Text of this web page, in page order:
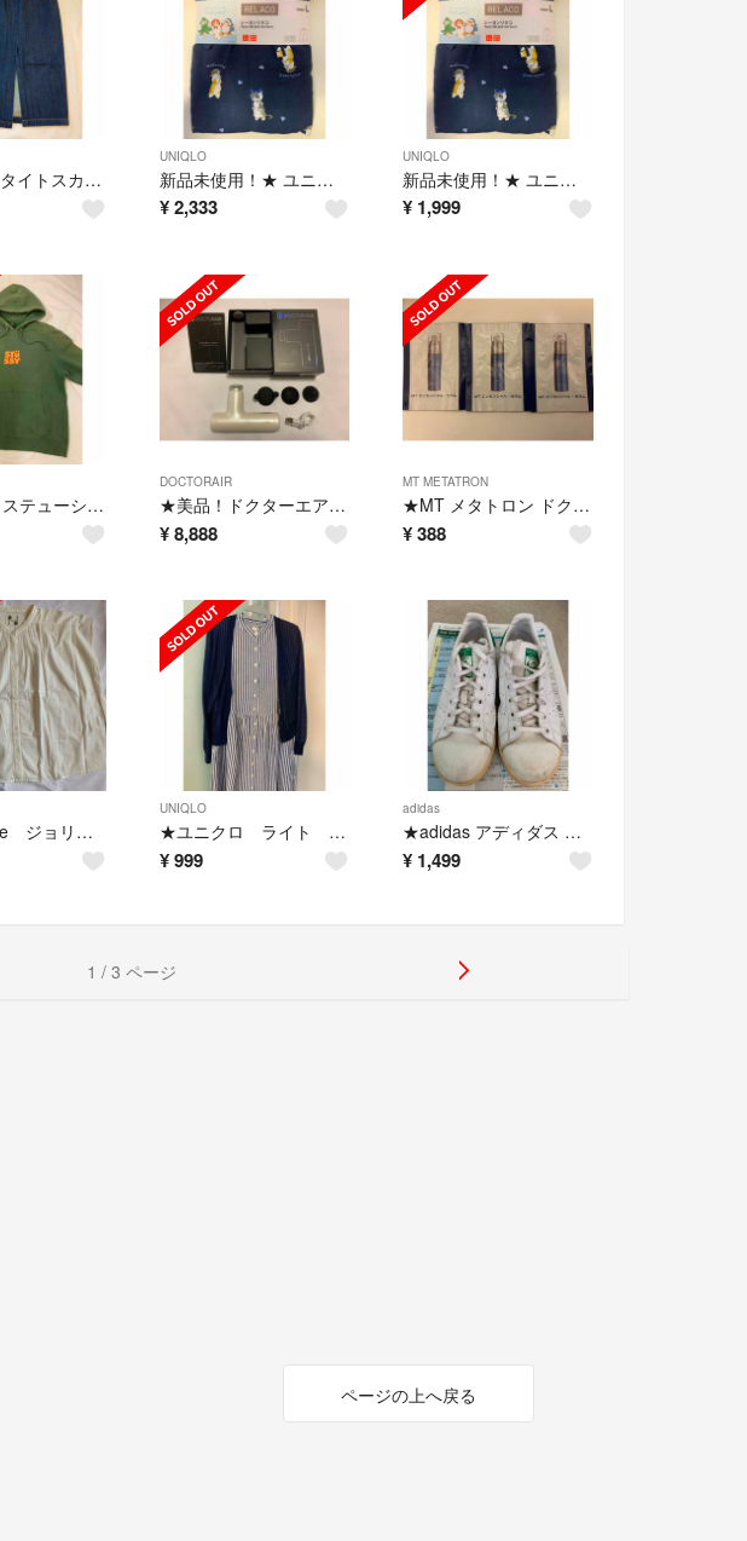
★デニム タイトスカート KBF M★
UNIQLO
新品未使用！★ ユニクロ レーヨン リラコ L ネイビー モフサンド★
¥ 2,333
UNIQLO
新品未使用！★ ユニクロ レーヨン リラコ L ネイビー モフサンド★
¥ 1,999
★STUSSY ステューシー スウェットパーカー 緑 S 本物★
DOCTORAIR
★美品！ドクターエア REG-04 WHITE★
¥ 8,888
MT METATRON
★MT メタトロン ドクターズコスメ エッセンシャルセラム サンプル 3包★
¥388
★joliespace ジョリースペース ノースリーブ ブラウス ナチュラル★
UNIQLO
★ユニクロ ライト Ｖネック カーディガン M ネイビー★
¥ 999
adidas
★adidas アディダス スタンスミス 23.0cm 白 緑 スニーカー★
¥ 1,499
1 / 3 ページ
ページの上へ戻る